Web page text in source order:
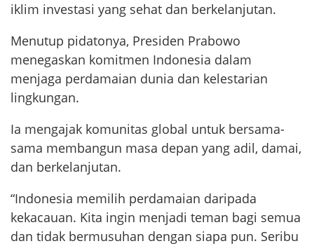
iklim investasi yang sehat dan berkelanjutan.
Menutup pidatonya, Presiden Prabowo
menegaskan komitmen Indonesia dalam
menjaga perdamaian dunia dan kelestarian
lingkungan.
Ia mengajak komunitas global untuk bersama-
sama membangun masa depan yang adil, damai,
dan berkelanjutan.
“Indonesia memilih perdamaian daripada
kekacauan. Kita ingin menjadi teman bagi semua
dan tidak bermusuhan dengan siapa pun. Seribu